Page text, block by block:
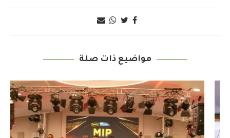
مواضيع ذات صلة